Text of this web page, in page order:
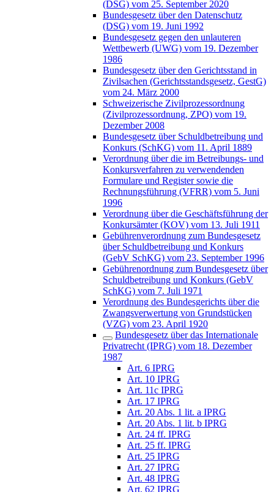
(DSG) vom 25. September 2020
Bundesgesetz über den Datenschutz
(DSG) vom 19. Juni 1992
Bundesgesetz gegen den unlauteren
Wettbewerb (UWG) vom 19. Dezember
1986
Bundesgesetz über den Gerichtsstand in
Zivilsachen (Gerichtsstandsgesetz, GestG)
vom 24. März 2000
Schweizerische Zivilprozessordnung
(Zivilprozessordnung, ZPO) vom 19.
Dezember 2008
Bundesgesetz über Schuldbetreibung und
Konkurs (SchKG) vom 11. April 1889
Verordnung über die im Betreibungs- und
Konkursverfahren zu verwendenden
Formulare und Register sowie die
Rechnungsführung (VFRR) vom 5. Juni
1996
Verordnung über die Geschäftsführung der
Konkursämter (KOV) vom 13. Juli 1911
Gebührenverordnung zum Bundesgesetz
über Schuldbetreibung und Konkurs
(GebV SchKG) vom 23. September 1996
Gebührenordnung zum Bundesgesetz über
Schuldbetreibung und Konkurs (GebV
SchKG) vom 7. Juli 1971
Verordnung des Bundesgerichts über die
Zwangsverwertung von Grundstücken
(VZG) vom 23. April 1920
Bundesgesetz über das Internationale
Privatrecht (IPRG) vom 18. Dezember
1987
Art. 6 IPRG
Art. 10 IPRG
Art. 11c IPRG
Art. 17 IPRG
Art. 20 Abs. 1 lit. a IPRG
Art. 20 Abs. 1 lit. b IPRG
Art. 24 ff. IPRG
Art. 25 ff. IPRG
Art. 25 IPRG
Art. 27 IPRG
Art. 48 IPRG
Art. 62 IPRG